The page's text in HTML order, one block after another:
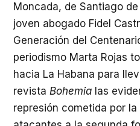
Moncada, de Santiago
joven abogado Fidel
Generación del
periodismo Marta Rojas
hacia La Habana para
revista Bohemia las
represión cometida por